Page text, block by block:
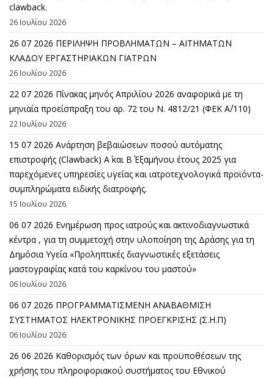
clawback.
26 Ιουλίου 2026
26 07 2026 ΠΕΡΙΛΗΨΗ ΠΡΟΒΛΗΜΑΤΩΝ – ΑΙΤΗΜΑΤΩΝ
ΚΛΑΔΟΥ ΕΡΓΑΣΤΗΡΙΑΚΩΝ ΓΙΑΤΡΩΝ
26 Ιουλίου 2026
22 07 2026 Πίνακας μηνός Απριλίου 2026 αναφορικά με τη
μηνιαία προείσπραξη του αρ. 72 του Ν. 4812/21 (ΦΕΚ Α΄/110)
22 Ιουλίου 2026
15 07 2026 Ανάρτηση βεβαιώσεων ποσού αυτόματης
επιστροφής (Clawback) A΄ και Β΄ Εξαμήνου έτους 2025 για
παρεχόμενες υπηρεσίες υγείας και ιατροτεχνολογικά προϊόντα-
συμπληρώματα ειδικής διατροφής.
15 Ιουλίου 2026
06 07 2026 Eνημέρωση προς ιατρούς και ακτινοδιαγνωστικά
κέντρα , για τη συμμετοχή στην υλοποίηση της Δράσης για τη
Δημόσια Υγεία «Προληπτικές διαγνωστικές εξετάσεις
μαστογραφίας κατά του καρκίνου του μαστού»
06 Ιουλίου 2026
06 07 2026 ΠΡΟΓΡΑΜΜΑΤΙΣΜΕΝΗ ΑΝΑΒΑΘΜΙΣΗ
ΣΥΣΤΗΜΑΤΟΣ ΗΛΕΚΤΡΟΝΙΚΗΣ ΠΡΟΕΓΚΡΙΣΗΣ (Σ.Η.Π)
06 Ιουλίου 2026
26 06 2026 Καθορισμός των όρων και προϋποθέσεων της
χρήσης του πληροφοριακού συστήματος του Εθνικού